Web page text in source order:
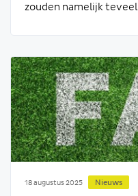
zouden namelijk
18 augustus 2025 Nieuws